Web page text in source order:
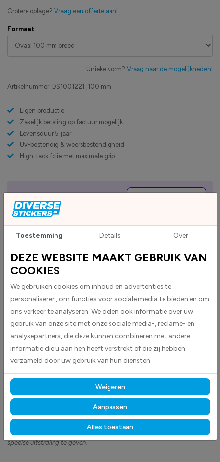
Artikelnummer: DS1001221_100 mm
Eigen productie
Zakelijk betaling op factuur mogelijk
Levensduur 5 jaar
Uv-bestendig & weersbestendigheid
High-tack folie met maximale grip
Formaat
Unieke vorm? Vraag naar de mogelijkheden!
Grotere oplage? Vraag een offerte aan!
Upload eigen bestand
BESCHRIJVING
UKE – Ukulelespeler stickers worden geleverd als ovale stickers. Deze
leuke sticker is perfect voor iedereen die ukulele speelt of zijn passie
Dankzij het speelse en herkenbare ontwerp is de sticker een leuke
toevoeging op instrumentkoffers, laptops, auto’s of andere persoonlijke
items. Ideaal om je hobby of muzikale stijl op een originele manier uit te
drukken.
Het ovale formaat geeft de sticker een klassieke uitstraling, terwijl de
inhoud zorgt voor een persoonlijke en creatieve touch. Perfect voor
muzikanten, hobbyisten en liefhebbers van vrolijke muziek.
Gemaakt van hoogwaardige folie hecht de sticker betrouwbaar
op vrijwel elk oppervlak.
langdurig mooi en goed zichtbaar, zowel binnen als buiten.
Ontdek ook onze andere funstickersom je spullen een persoonlijke en
speelse uitstraling te geven.
Toestemming Details Over
DEZE WEBSITE MAAKT GEBRUIK VAN
COOKIES
We gebruiken cookies om inhoud en advertenties te
personaliseren, om functies voor sociale media te bieden en om
ons verkeer te analyseren. We delen ook informatie over uw
gebruik van onze site met onze sociale media-, reclame- en
analysepartners, die deze kunnen combineren met andere
informatie die u aan hen heeft verstrekt of die zij hebben
verzameld door uw gebruik van hun diensten.
Weigeren
Aanpassen
Alles toestaan